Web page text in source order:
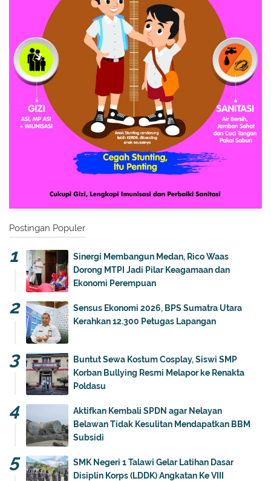
Postingan Populer
Sinergi Membangun Medan, Rico Waas
Dorong MTPI Jadi Pilar Keagamaan dan
Ekonomi Perempuan
Sensus Ekonomi 2026, BPS Sumatra Utara
Kerahkan 12.300 Petugas Lapangan
Buntut Sewa Kostum Cosplay, Siswi SMP
Korban Bullying Resmi Melapor ke Renakta
Poldasu
Aktifkan Kembali SPDN agar Nelayan
Belawan Tidak Kesulitan Mendapatkan BBM
Subsidi
SMK Negeri 1 Talawi Gelar Latihan Dasar
Disiplin Korps (LDDK) Angkatan Ke VIII